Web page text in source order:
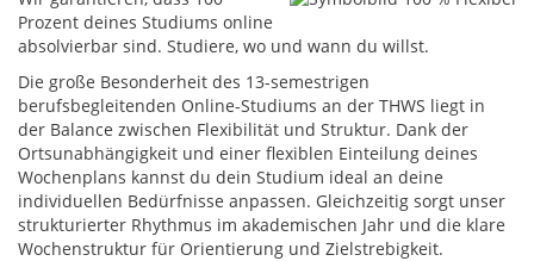
Prozent deines Studiums online
absolvierbar sind. Studiere, wo und wann du willst.
Die große Besonderheit des 13-semestrigen
berufsbegleitenden Online-Studiums an der THWS liegt in
der Balance zwischen Flexibilität und Struktur. Dank der
Ortsunabhängigkeit und einer flexiblen Einteilung deines
Wochenplans kannst du dein Studium ideal an deine
individuellen Bedürfnisse anpassen. Gleichzeitig sorgt unser
strukturierter Rhythmus im akademischen Jahr und die klare
Wochenstruktur für Orientierung und Zielstrebigkeit.